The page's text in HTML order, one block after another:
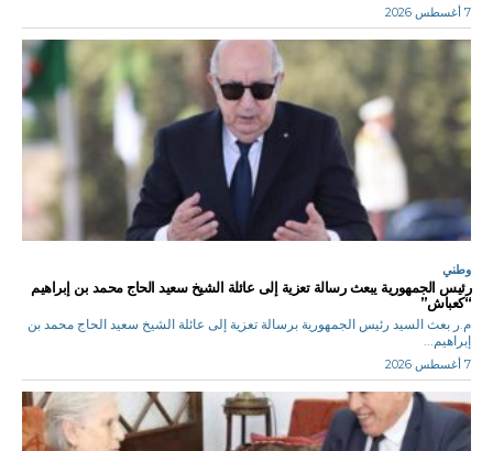
7 أغسطس 2026
وطني
رئيس الجمهورية يبعث رسالة تعزية إلى عائلة الشيخ سعيد الحاج محمد بن إبراهيم
“كعباش”
م.ر بعث السيد رئيس الجمهورية برسالة تعزية إلى عائلة الشيخ سعيد الحاج محمد بن
إبراهيم...
7 أغسطس 2026